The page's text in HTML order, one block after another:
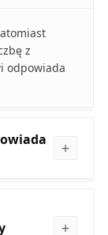
z
odpowiada